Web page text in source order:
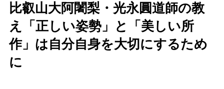
比叡山大阿闍梨・光永圓道師の教
え「正しい姿勢」と「美しい所
作」は自分自身を大切にするため
に